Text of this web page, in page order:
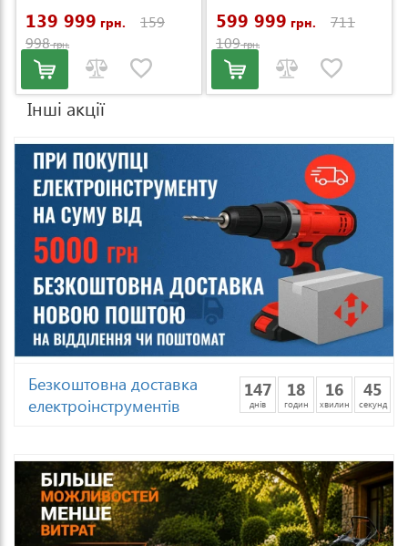
139 999 грн.
159
998грн.
599 999 грн.
711
109грн.
Інші акції
Безкоштовна доставка
електроінструментів
147
днів
18
годин
16
хвилин
43
секунд